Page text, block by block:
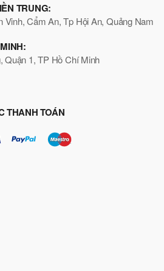
TRUNG:
Vinh, Cẩm An, Tp Hội An, Quảng Nam
Quận 1, TP Hồ Chí Minh
THANH TOÁN